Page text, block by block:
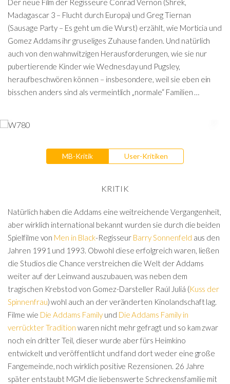
Der neue Film der Regisseure Conrad Vernon (Shrek,
Madagascar 3 – Flucht durch Europa) und Greg Tiernan
(Sausage Party – Es geht um die Wurst) erzählt, wie Morticia und
Gomez Addams ihr gruseliges Zuhause fanden. Und natürlich
auch von den wahnwitzigen Herausforderungen, wie sie nur
pubertierende Kinder wie Wednesday und Pugsley,
heraufbeschwören können – insbesondere, weil sie eben ein
bisschen anders sind als vermeintlich „normale“ Familien …
MB-Kritik User-Kritiken
KRITIK
Natürlich haben die Addams eine weitreichende Vergangenheit,
aber wirklich international bekannt wurden sie durch die beiden
Spielfilme von Men in Black-Regisseur Barry Sonnenfeld aus den
Jahren 1991 und 1993. Obwohl diese erfolgreich waren, ließen
die Studios die Chance verstreichen die Welt der Addams
weiter auf der Leinwand auszubauen, was neben dem
tragischen Krebstod von Gomez-Darsteller Raúl Juliá (Kuss der
Spinnenfrau) wohl auch an der veränderten Kinolandschaft lag.
Filme wie Die Addams Familyund Die Addams Family in
verrückter Tradition waren nicht mehr gefragt und so kam zwar
noch ein dritter Teil, dieser wurde aber fürs Heimkino
entwickelt und veröffentlicht und fand dort weder eine große
Fangemeinde, noch wirklich positive Rezensionen. 26 Jahre
später entstaubt MGM die liebenswerte Schreckensfamilie mit